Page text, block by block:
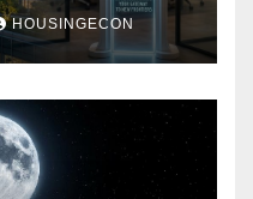
HOUSINGECON